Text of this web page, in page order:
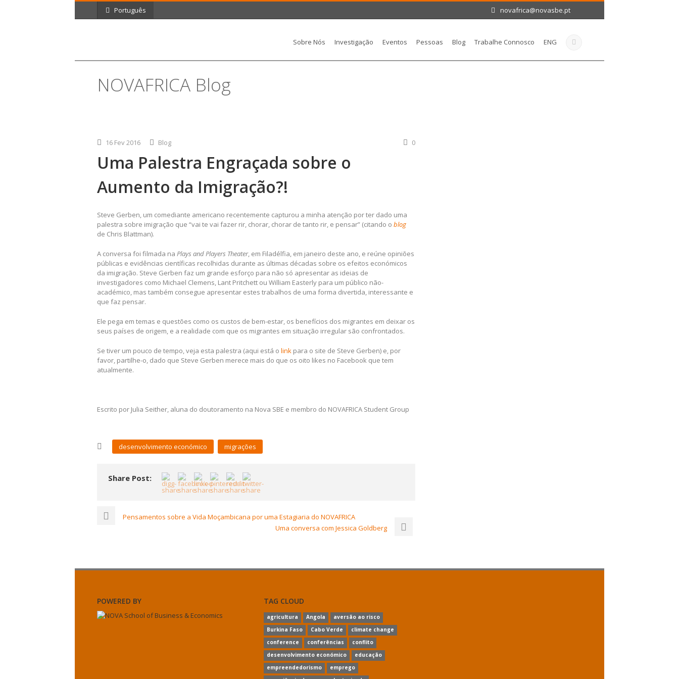
Português novafrica@novasbe.pt
Sobre Nós Investigação Eventos Pessoas Blog Trabalhe Connosco ENG
NOVAFRICA Blog
16 Fev 2016 Blog 0
Uma Palestra Engraçada sobre o
Aumento da Imigração?!
Steve Gerben, um comediante americano recentemente capturou a minha atenção por ter dado uma
palestra sobre imigração que “vai te vai fazer rir, chorar, chorar de tanto rir, e pensar” (citando o blog
de Chris Blattman).
A conversa foi filmada na Plays and Players Theater, em Filadélfia, em janeiro deste ano, e reúne opiniões
públicas e evidências científicas recolhidas durante as últimas décadas sobre os efeitos económicos
da imigração. Steve Gerben faz um grande esforço para não só apresentar as ideias de
investigadores como Michael Clemens, Lant Pritchett ou William Easterly para um público não-
académico, mas também consegue apresentar estes trabalhos de uma forma divertida, interessante e
que faz pensar.
Ele pega em temas e questões como os custos de bem-estar, os benefícios dos migrantes em deixar os
seus países de origem, e a realidade com que os migrantes em situação irregular são confrontados.
Se tiver um pouco de tempo, veja esta palestra (aqui está o link para o site de Steve Gerben) e, por
favor, partilhe-o, dado que Steve Gerben merece mais do que os oito likes no Facebook que tem
atualmente.
Escrito por Julia Seither, aluna do doutoramento na Nova SBE e membro do NOVAFRICA Student Group
desenvolvimento económico migrações
Share Post:
Pensamentos sobre a Vida Moçambicana por uma Estagiaria do NOVAFRICA
Uma conversa com Jessica Goldberg
POWERED BY TAG CLOUD
agricultura Angola
aversão ao risco
Burkina Faso
Cabo Verde
climate change
conference
conferências
conflito
desenvolvimento económico
educação
empreendedorismo
emprego